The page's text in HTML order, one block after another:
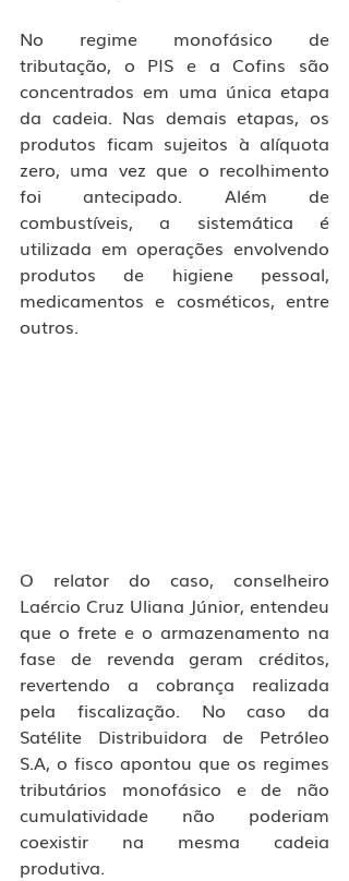
No regime monofásico de
tributação, o PIS e a Cofins são
concentrados em uma única etapa
da cadeia. Nas demais etapas, os
produtos ficam sujeitos à alíquota
zero, uma vez que o recolhimento
foi antecipado. Além de
combustíveis, a sistemática é
utilizada em operações envolvendo
produtos de higiene pessoal,
medicamentos e cosméticos, entre
outros.
O relator do caso, conselheiro
Laércio Cruz Uliana Júnior, entendeu
que o frete e o armazenamento na
fase de revenda geram créditos,
revertendo a cobrança realizada
pela fiscalização. No caso da
Satélite Distribuidora de Petróleo
S.A, o fisco apontou que os regimes
tributários monofásico e de não
cumulatividade não poderiam
coexistir na mesma cadeia
produtiva.